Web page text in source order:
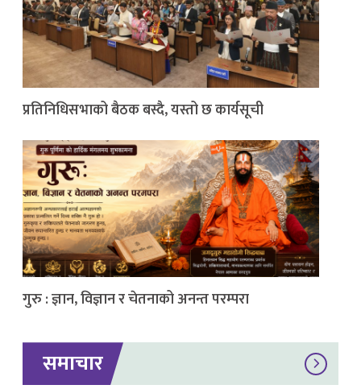
प्रतिनिधिसभाको बैठक बस्दै, यस्तो छ कार्यसूची
गुरु : ज्ञान, विज्ञान र चेतनाको अनन्त परम्परा
समाचार